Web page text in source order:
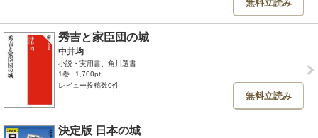
無料立読み
秀吉と家臣団の城
中井均
小説・実用書、角川選書
1巻
1,700pt
レビュー投稿数0件
無料立読み
決定版 日本の城